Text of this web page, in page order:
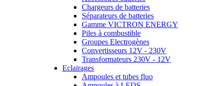
Chargeurs de batteries
Séparateurs de batteries
Gamme VICTRON ENERGY
Piles à combustible
Groupes Electrogènes
Convertisseurs 12V - 230V
Transformateurs 230V - 12V
Eclairages
Ampoules et tubes fluo